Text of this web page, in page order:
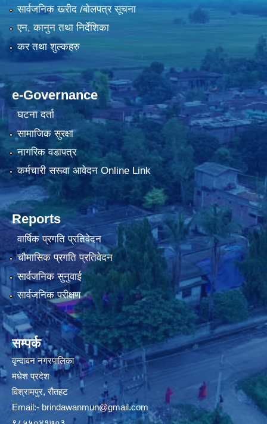
सार्वजनिक खरीद /बोलपत्र सूचना
एन, कानुन तथा निर्देशिका
कर तथा शुल्कहरु
e-Governance
घटना दर्ता
सामाजिक सुरक्षा
नागरिक वडापत्र
कर्मचारी सरूवा आवेदन Online Link
Reports
वार्षिक प्रगति प्रतिवेदन
चौमासिक प्रगति प्रतिवेदन
सार्वजनिक सुनुवाई
सार्वजनिक परीक्षण
सम्पर्क
वृन्दावन नगरपालिका
मधेश प्रदेश
विश्रामपुर, रौतहट
Email:- brindawanmun@gmail.com